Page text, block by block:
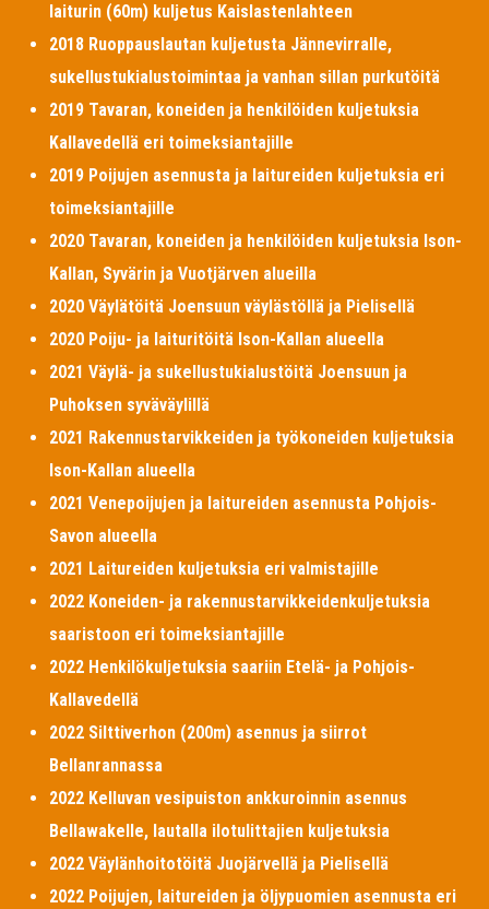
laiturin (60m) kuljetus Kaislastenlahteen
2018 Ruoppauslautan kuljetusta Jännevirralle,
sukellustukialustoimintaa ja vanhan sillan purkutöitä
2019 Tavaran, koneiden ja henkilöiden kuljetuksia
Kallavedellä eri toimeksiantajille
2019 Poijujen asennusta ja laitureiden kuljetuksia eri
toimeksiantajille
2020 Tavaran, koneiden ja henkilöiden kuljetuksia Ison-
Kallan, Syvärin ja Vuotjärven alueilla
2020 Väylätöitä Joensuun väylästöllä ja Pielisellä
2020 Poiju- ja laituritöitä Ison-Kallan alueella
2021 Väylä- ja sukellustukialustöitä Joensuun ja
Puhoksen syväväylillä
2021 Rakennustarvikkeiden ja työkoneiden kuljetuksia
Ison-Kallan alueella
2021 Venepoijujen ja laitureiden asennusta Pohjois-
Savon alueella
2021 Laitureiden kuljetuksia eri valmistajille
2022 Koneiden- ja rakennustarvikkeidenkuljetuksia
saaristoon eri toimeksiantajille
2022 Henkilökuljetuksia saariin Etelä- ja Pohjois-
Kallavedellä
2022 Silttiverhon (200m) asennus ja siirrot
Bellanrannassa
2022 Kelluvan vesipuiston ankkuroinnin asennus
Bellawakelle, lautalla ilotulittajien kuljetuksia
2022 Väylänhoitotöitä Juojärvellä ja Pielisellä
2022 Poijujen, laitureiden ja öljypuomien asennusta eri